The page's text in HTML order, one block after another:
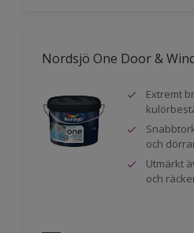
Nordsjö One Door &
Extremt
och
Utmärkt
och